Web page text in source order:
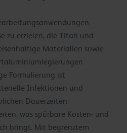
zu erzielen, die Titan und
Materialien sowie
Formulierung ist
Infektionen und
Dauerzeiten
was spürbare Kosten- und
bringt. Mit begrenztem